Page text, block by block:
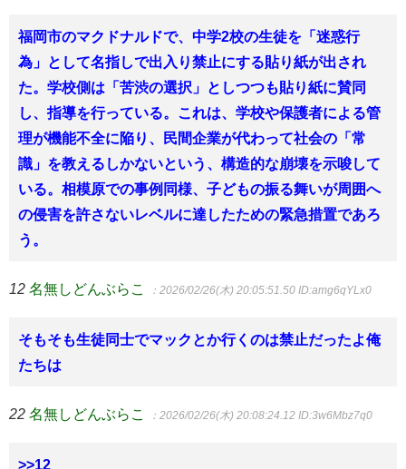
福岡市のマクドナルドで、中学2校の生徒を「迷惑行
為」として名指しで出入り禁止にする貼り紙が出され
た。学校側は「苦渋の選択」としつつも貼り紙に賛同
し、指導を行っている。これは、学校や保護者による管
理が機能不全に陥り、民間企業が代わって社会の「常
識」を教えるしかないという、構造的な崩壊を示唆して
いる。相模原での事例同様、子どもの振る舞いが周囲へ
の侵害を許さないレベルに達したための緊急措置であろ
う。
12 名無しどんぶらこ ：2026/02/26(木) 20:05:51.50 ID:amg6qYLx0
そもそも生徒同士でマックとか行くのは禁止だったよ俺
たちは
22 名無しどんぶらこ ：2026/02/26(木) 20:08:24.12 ID:3w6Mbz7q0
>>12